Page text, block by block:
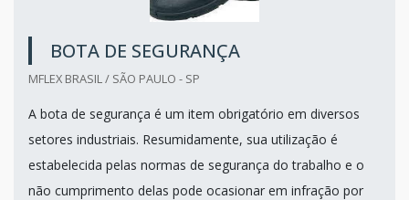
BOTA DE SEGURANÇA
MFLEX BRASIL / SÃO PAULO - SP
A bota de segurança é um item obrigatório em diversos
setores industriais. Resumidamente, sua utilização é
estabelecida pelas normas de segurança do trabalho e o
não cumprimento delas pode ocasionar em infração por